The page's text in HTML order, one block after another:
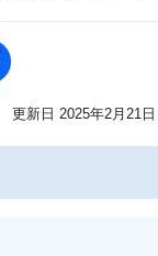
更新日 2025年2月21日